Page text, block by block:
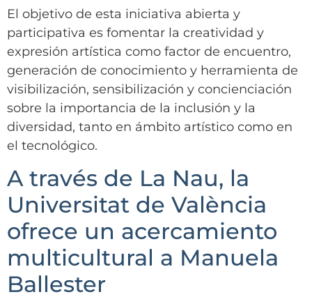
El objetivo de esta iniciativa abierta y
participativa es fomentar la creatividad y
expresión artística como factor de encuentro,
generación de conocimiento y herramienta de
visibilización, sensibilización y concienciación
sobre la importancia de la inclusión y la
diversidad, tanto en ámbito artístico como en
el tecnológico.
A través de La Nau, la
Universitat de València
ofrece un acercamiento
multicultural a Manuela
Ballester